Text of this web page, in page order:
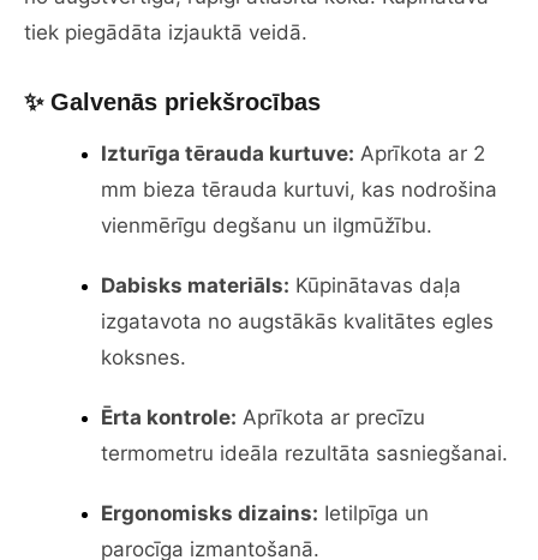
tiek piegādāta izjauktā veidā.
✨ Galvenās priekšrocības
Izturīga tērauda kurtuve: Aprīkota ar 2
mm bieza tērauda kurtuvi, kas nodrošina
vienmērīgu degšanu un ilgmūžību.
Dabisks materiāls: Kūpinātavas daļa
izgatavota no augstākās kvalitātes egles
koksnes.
Ērta kontrole: Aprīkota ar precīzu
termometru ideāla rezultāta sasniegšanai.
Ergonomisks dizains: Ietilpīga un
parocīga izmantošanā.